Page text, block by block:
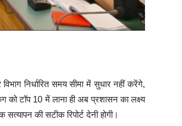
निर्धारित समय सीमा में सुधार नहीं करेंगे,
को टॉप 10 में लाना ही अब प्रशासन का लक्ष्य
की सटीक रिपोर्ट देनी होगी।